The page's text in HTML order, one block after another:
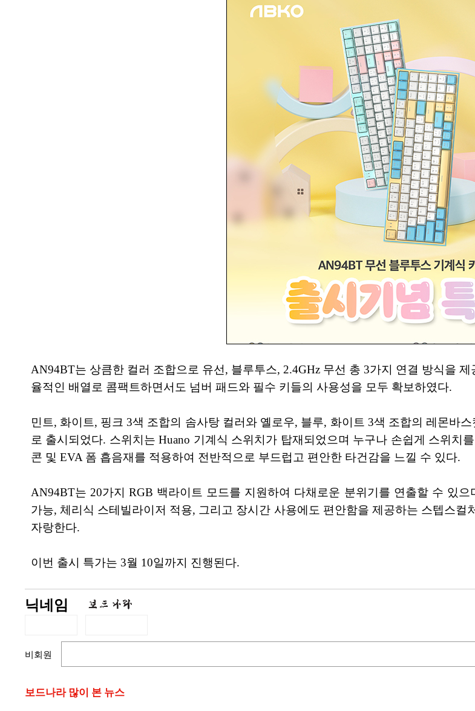
AN94BT는 상큼한 컬러 조합으로 유선, 블루투스, 2.4GHz 무선 총 3가지 연결 방식을
율적인 배열로 콤팩트하면서도 넘버 패드와 필수 키들의 사용성을 모두 확보하였다.
민트, 화이트, 핑크 3색 조합의 솜사탕 컬러와 옐로우, 블루, 화이트 3색 조합의 레몬바
로 출시되었다. 스위치는 Huano 기계식 스위치가 탑재되었으며 누구나 손쉽게 스위치
콘 및 EVA 폼 흡음재를 적용하여 전반적으로 부드럽고 편안한 타건감을 느낄 수 있다.
AN94BT는 20가지 RGB 백라이트 모드를 지원하여 다채로운 분위기를 연출할 수 있
가능, 체리식 스테빌라이저 적용, 그리고 장시간 사용에도 편안함을 제공하는 스텝스
자랑한다.
이번 출시 특가는 3월 10일까지 진행된다.
닉네임
비회원
보드나라 많이 본 뉴스